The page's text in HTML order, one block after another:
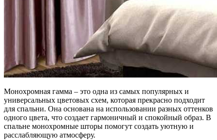
Монохромная гамма – это одна из самых популярных и
универсальных цветовых схем, которая прекрасно подходит
для спальни. Она основана на использовании разных оттенков
одного цвета, что создает гармоничный и спокойный образ. В
спальне монохромные шторы помогут создать уютную и
расслабляющую атмосферу.